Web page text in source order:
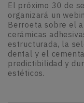
El próximo 30 de
organizará un
Berroeta sobre el
cerámicas
estructurada, la
dental y el
predictibilidad y
estéticos.